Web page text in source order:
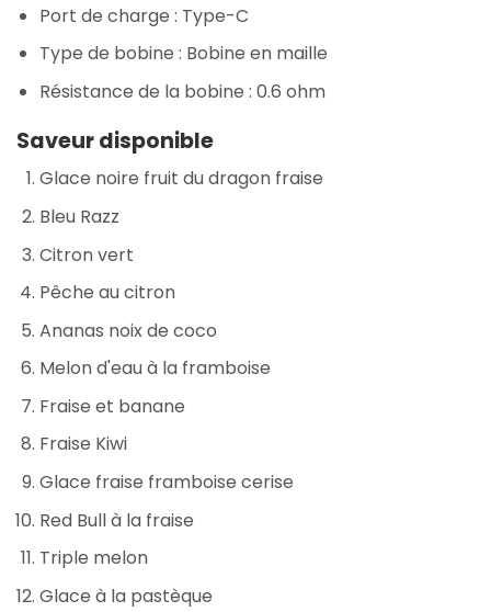
Port de charge : Type-C
Type de bobine : Bobine en maille
Résistance de la bobine : 0.6 ohm
Saveur disponible
Glace noire fruit du dragon fraise
Bleu Razz
Citron vert
Pêche au citron
Ananas noix de coco
Melon d'eau à la framboise
Fraise et banane
Fraise Kiwi
Glace fraise framboise cerise
Red Bull à la fraise
Triple melon
Glace à la pastèque